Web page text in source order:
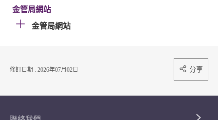
金管局網站
金管局網站
修訂日期 : 2026年07月02日 分享